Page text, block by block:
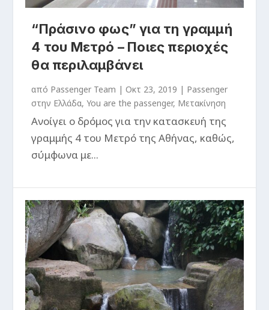
“Πράσινο φως” για τη γραμμή
4 του Μετρό – Ποιες περιοχές
θα περιλαμβάνει
από Passenger Team |Οκτ 23, 2019 | Passenger
στην Ελλάδα,You are the passenger, Μετακίνηση
Ανοίγει ο δρόμος για την κατασκευή της
γραμμής 4 του Μετρό της Αθήνας, καθώς,
σύμφωνα με...